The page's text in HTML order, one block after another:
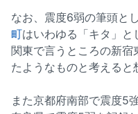
なお、震度6弱の筆頭と
町はいわゆる「キタ」と
関東で言うところの新
たようなものと考えると
また京都府南部で震度5